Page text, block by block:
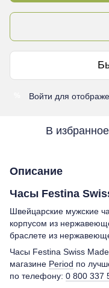
Войти для
В избранное
Описание
Часы Festina
Швейцарские мужские
корпусом из
браслете из
Часы Festina Swiss
магазине Period по
по телефону: 0 800 337